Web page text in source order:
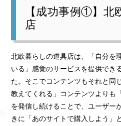
【成功事例①】北
店
北欧暮らしの道具店は、「自分を
いる」感覚のサービスを提供でき
た。そこでコンテンツもそれと同
教えてくれる」コンテンツよりも
を発信し続けることで、ユーザー
きに「あのサイトで購入しよう」